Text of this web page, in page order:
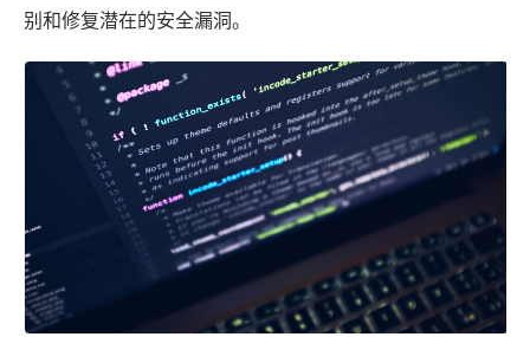
别和修复潜在的安全漏洞。